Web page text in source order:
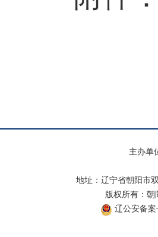
主办单
地址：辽宁省朝阳市
版权所有：
辽公安备